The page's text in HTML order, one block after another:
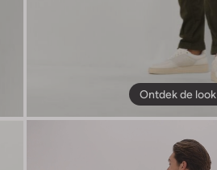
Ontdek de look